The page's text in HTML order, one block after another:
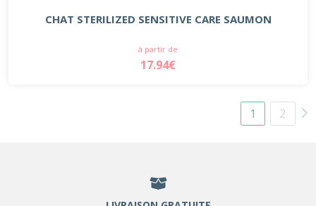
CHAT STERILIZED SENSITIVE CARE SAUMON
à partir de
17.94€
1 2